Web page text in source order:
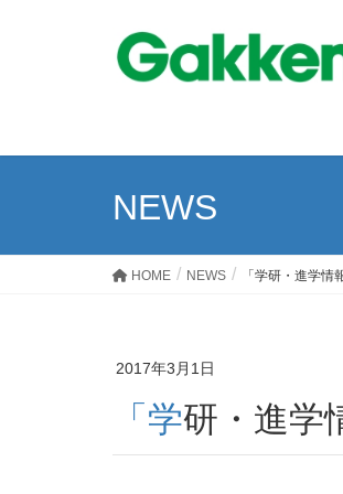
NEWS
HOME NEWS 「学研・進学情
2017年3月1日
「学研・